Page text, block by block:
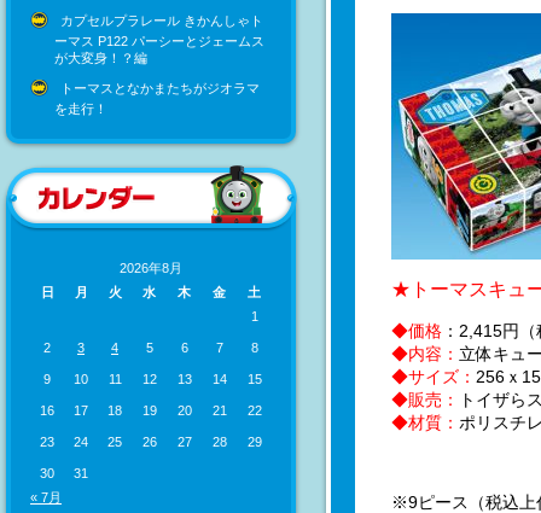
カプセルプラレール きかんしゃト
ーマス P122 パーシーとジェームス
が大変身！？編
トーマスとなかまたちがジオラマ
を走行！
2026年8月
日
月 火 水 木 金
土
1
2 3 4 5 6 7 8
9 10 11 12 13 14 15
16 17 18 19 20 21 22
23 24 25 26 27 28 29
30
31
« 7月
★トーマスキュ
◆価格 ：2,415円
◆内容： 立体キュ
◆サイズ： 256ｘ
◆販売：
トイザら
◆材質： ポリスチ
※9ピース（税込上